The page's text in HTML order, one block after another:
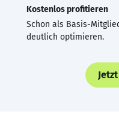
Kostenlos profitieren
Schon als Basis-
deutlich optimieren.